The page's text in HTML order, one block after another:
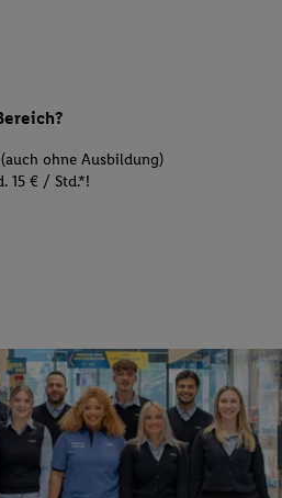
ohne Ausbildung)
15 € / Std.*!